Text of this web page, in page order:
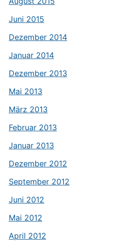
Juni 2015
Dezember 2014
Januar 2014
Dezember 2013
Mai 2013
März 2013
Februar 2013
Januar 2013
Dezember 2012
September 2012
Juni 2012
Mai 2012
April 2012